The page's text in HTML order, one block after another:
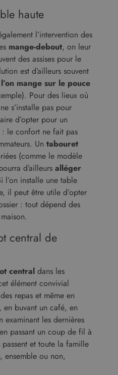
haute
l’intervention des
mange-debout, on leur
des assises pour le
est d’ailleurs souvent
mange sur le pouce
Pour des lieux où
s’installe pas pour
d’opter pour un
: le confort ne fait pas
Un tabouret
(comme le modèle
d’ailleurs alléger
l’on installe une table
il peut être utile d’opter
: tout dépend des
central de
central dans les
élément convivial
repas et même en
en buvant un café, en
examinant les dernières
passant un coup de fil à
et toute la famille
ensemble ou non,